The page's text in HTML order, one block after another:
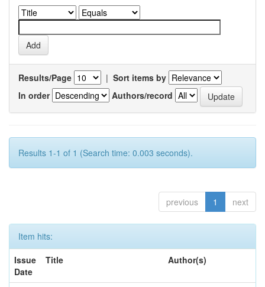
Results/Page | Sort items by
In order
Authors/record
Results 1-1 of 1 (Search time: 0.003 seconds).
previous 1 next
Item hits:
Issue
Date
Title Author(s)